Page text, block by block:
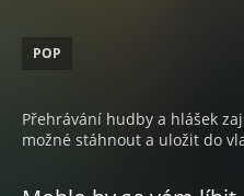
POP
Přehrávání hudby a hlášek
možné stáhnout a uložit do